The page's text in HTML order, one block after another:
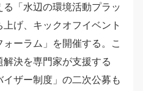
「水辺の環境活動プラッ
げ、キックオフイベント
ーラム」を開催する。こ
決を専門家が支援する
イザー制度」の二次公募も